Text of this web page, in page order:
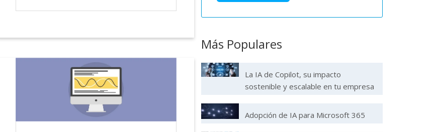
Más Populares
La IA de Copilot, su impacto
sostenible y escalable en tu empresa
Adopción de IA para Microsoft 365